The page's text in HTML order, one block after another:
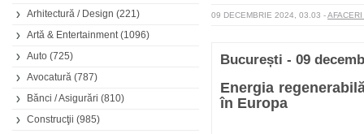
Arhitectură / Design (221)
Artă & Entertainment(1096)
Auto (725)
Avocatură (787)
Bănci / Asigurări (810)
Construcţii (985)
09 DECEMBRIE 2024, 03.03 -AFACERI
București - 09
Energia
în Europa